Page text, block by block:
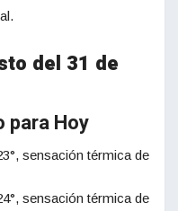
del 31 de
para Hoy
sensación térmica de
sensación térmica de